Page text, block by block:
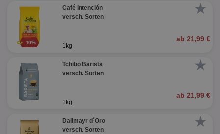
★
10%
Café Intención
versch. Sorten
ab 21,99 €
1kg
★
Tchibo Barista
versch. Sorten
ab 21,99 €
1kg
★
Dallmayr d´Oro
versch. Sorten